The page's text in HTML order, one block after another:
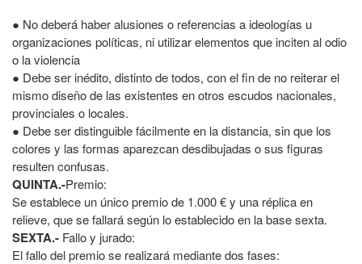
● No deberá haber alusiones o referencias a ideologías u
organizaciones políticas, ni utilizar elementos que inciten al odio
o la violencia
● Debe ser inédito, distinto de todos, con el fin de no reiterar el
mismo diseño de las existentes en otros escudos nacionales,
provinciales o locales.
● Debe ser distinguible fácilmente en la distancia, sin que los
colores y las formas aparezcan desdibujadas o sus figuras
resulten confusas.
QUINTA.-Premio:
Se establece un único premio de 1.000 € y una réplica en
relieve, que se fallará según lo establecido en la base sexta.
SEXTA.- Fallo y jurado:
El fallo del premio se realizará mediante dos fases: